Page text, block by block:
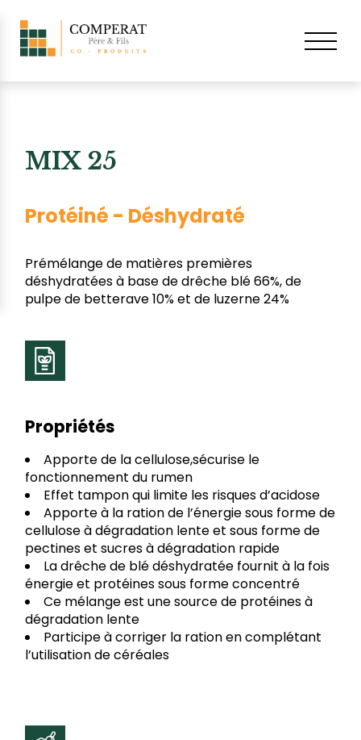
MIX 25
Protéiné - Déshydraté
Prémélange de matières premières
déshydratées à base de drêche blé 66%, de
pulpe de betterave 10% et de luzerne 24%
Propriétés
Apporte de la cellulose,sécurise le
fonctionnement du rumen
Effet tampon qui limite les risques d’acidose
Apporte à la ration de l’énergie sous forme de
cellulose à dégradation lente et sous forme de
pectines et sucres à dégradation rapide
La drêche de blé déshydratée fournit à la fois
énergie et protéines sous forme concentré
Ce mélange est une source de protéines à
dégradation lente
Participe à corriger la ration en complétant
l’utilisation de céréales